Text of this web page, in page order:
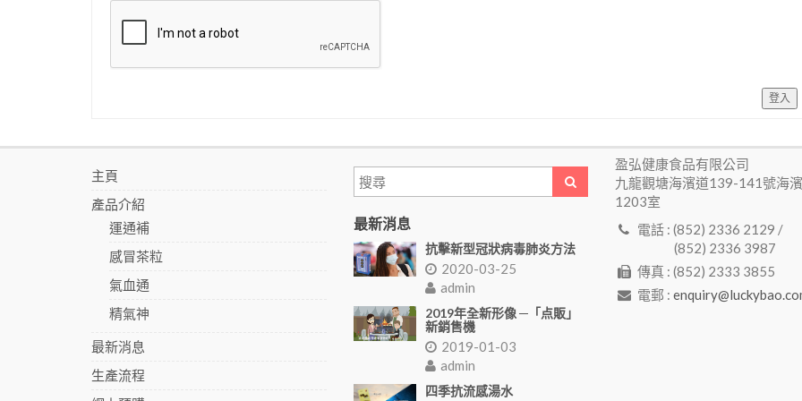
登入
主頁
產品介紹
運通補
感冒茶粒
氣血通
精氣神
最新消息
生產流程
最新消息
抗擊新型冠狀病毒肺炎方法
2020-03-25
admin
2019年全新形像 ─「点販」
新銷售機
2019-01-03
admin
四季抗流感湯水
盈弘健康食品有限公司
九龍觀塘海濱道139-141號海
1203室
電話 : (852) 2336 2129 /
(852) 2336 3987
傳真 : (852) 2333 3855
電郵 :